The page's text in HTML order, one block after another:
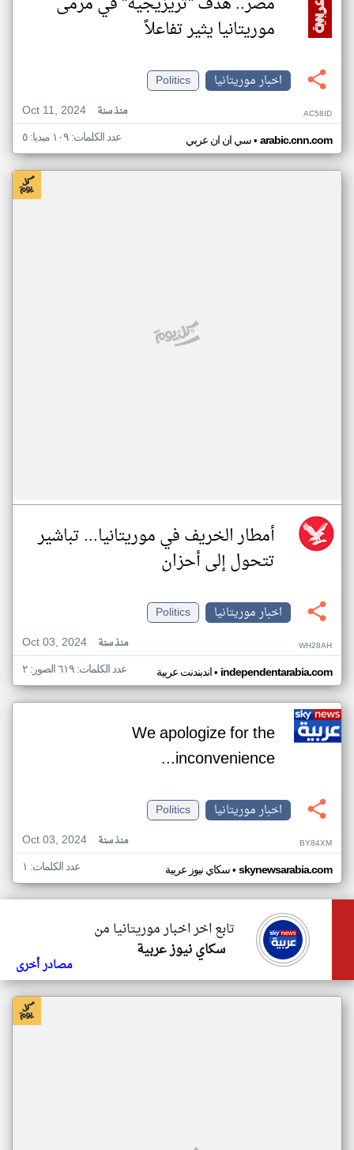
موريتانيا يثير تفاعلاً
اخبار موريتانيا
Politics
Oct 11, 2024
منذ سنة AC58ID
سي ان ان عربي• arabic.cnn.com عدد الكلمات: ١٠٩ ميديا: ٥
أمطار الخريف في موريتانيا... تباشير
تتحول إلى أحزان
اخبار موريتانيا
Politics
Oct 03, 2024
منذ سنة WH28AH
اندبندنت عربية• independentarabia.com عدد الكلمات: ٦١٩ الصور: ٢
We apologize for the
inconvenience...
اخبار موريتانيا
Politics
Oct 03, 2024
منذ سنة BY84XM
سكاي نيوز عربية• skynewsarabia.com عدد الكلمات: ١
تابع اخر اخبار موريتانيا من
سكاي نيوز عربية
مصادر أخرى